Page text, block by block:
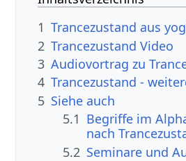
1 Trancezustand aus
2 Trancezustand Video
3 Audiovortrag zu
4 Trancezustand -
5 Siehe auch
5.1 Begriffe im
nach
5.2 Seminare und